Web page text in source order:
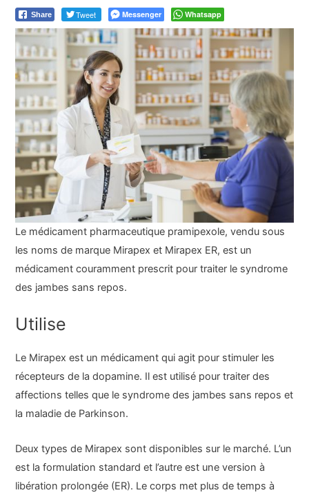
Share Tweet Messenger Whatsapp
Le médicament pharmaceutique pramipexole, vendu sous
les noms de marque Mirapex et Mirapex ER, est un
médicament couramment prescrit pour traiter le syndrome
des jambes sans repos.
Utilise
Le Mirapex est un médicament qui agit pour stimuler les
récepteurs de la dopamine. Il est utilisé pour traiter des
affections telles que le syndrome des jambes sans repos et
la maladie de Parkinson.
Deux types de Mirapex sont disponibles sur le marché. L’un
est la formulation standard et l’autre est une version à
libération prolongée (ER). Le corps met plus de temps à